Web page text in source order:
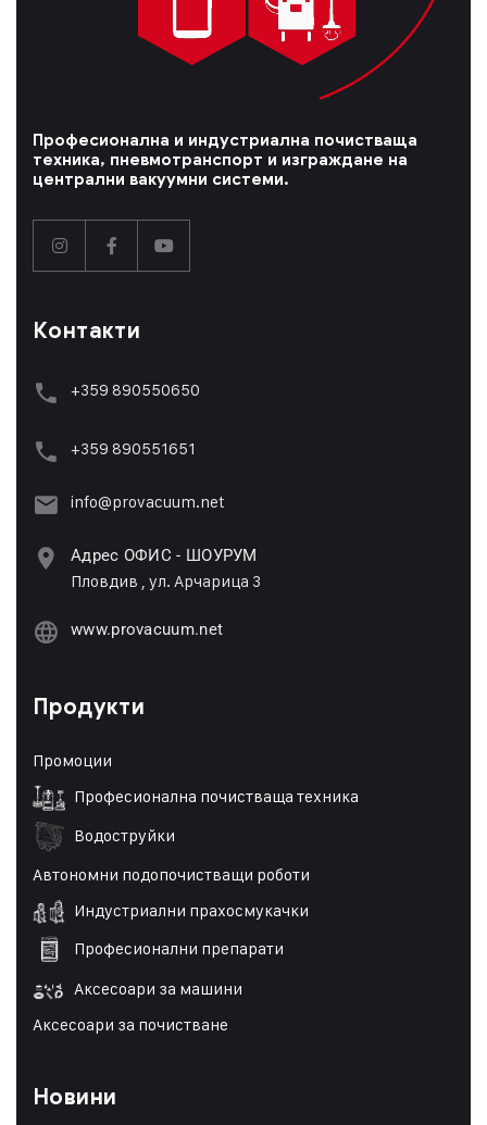
Професионална и индустриална почистваща
техника, пневмотранспорт и изграждане на
централни вакуумни системи.
Контакти
+359 890550650
+359 890551651
info@provacuum.net
Адрес ОФИС - ШОУРУМ
Пловдив , ул. Арчарица 3
www.provacuum.net
Продукти
Промоции
Професионална почистваща техника
Водоструйки
Автономни подопочистващи роботи
Индустриални прахосмукачки
Професионални препарати
Аксесоари за машини
Аксесоари за почистване
Новини